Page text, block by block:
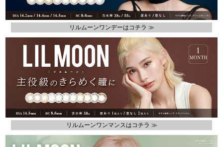
リルムーンワンデーはコチラ ≫
リルムーンワンマンスはコチラ ≫